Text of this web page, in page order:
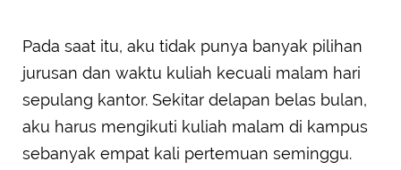
Pada saat itu, aku tidak punya banyak pilihan
jurusan dan waktu kuliah kecuali malam hari
sepulang kantor. Sekitar delapan belas bulan,
aku harus mengikuti kuliah malam di kampus
sebanyak empat kali pertemuan seminggu.